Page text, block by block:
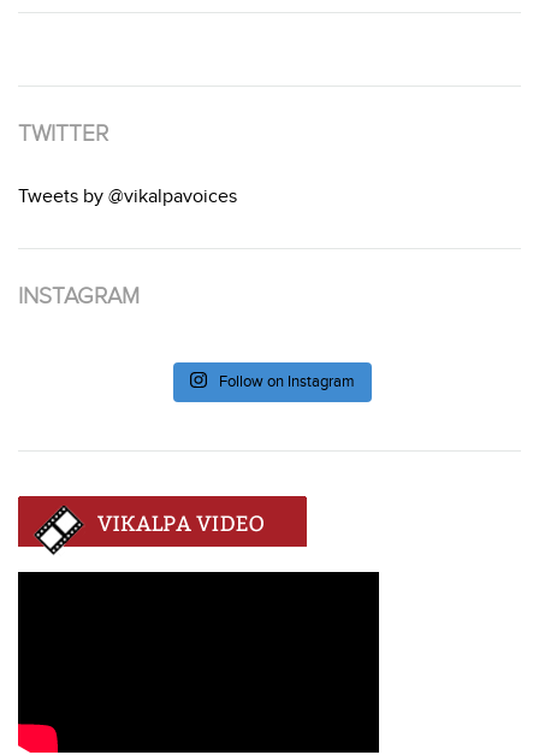
TWITTER
Tweets by @vikalpavoices
INSTAGRAM
Follow on Instagram